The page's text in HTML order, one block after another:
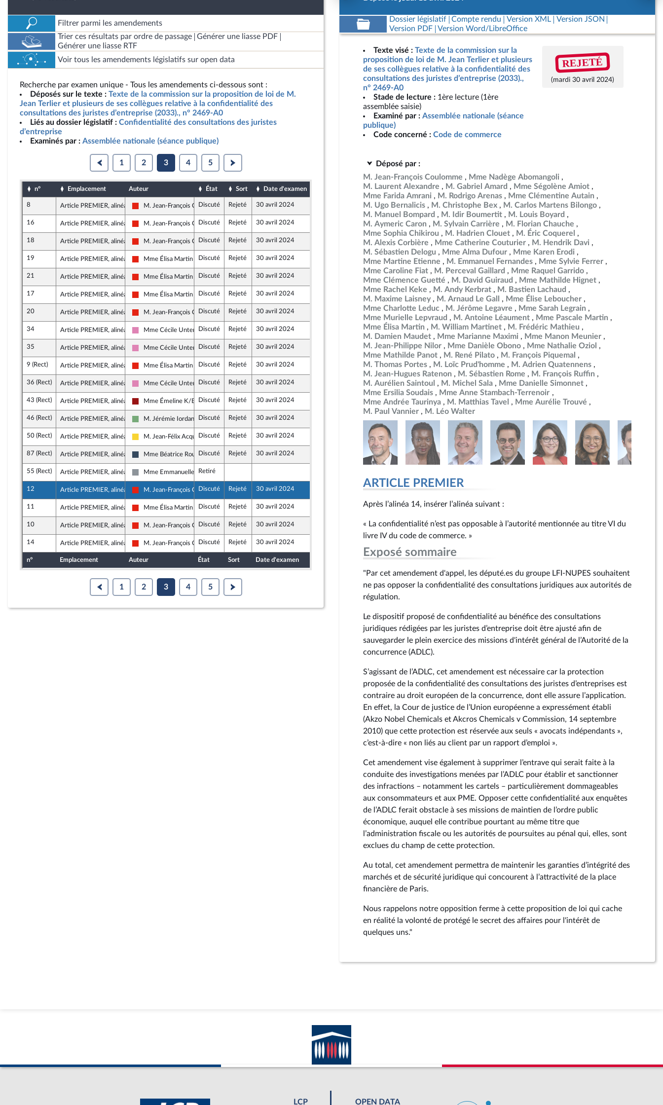
Filtrer parmi les amendements
Trier ces résultats par ordre de passage
Générer une liasse PDF
Générer une liasse RTF
Voir tous les amendements législatifs sur open data
Recherche par examen unique - Tous les amendements ci-dessous sont :
Déposés sur le texte : Texte de la commission sur la proposition de loi de M.
Jean Terlier et plusieurs de ses collègues relative à la confidentialité des
consultations des juristes d’entreprise (2033)., n° 2469-A0
Liés au dossier législatif : Confidentialité des consultations des juristes
d’entreprise
Examinés par : Assemblée nationale (séance publique)
1 2 3 4 5
n° Emplacement Auteur État Sort Date d'examen
8 Article PREMIER, alinéa 14
La France insoumise - Nouvelle Union Populaire écologique et sociale
M. Jean-François Coulomme
Discuté Rejeté 30 avril 2024
16 Article PREMIER, alinéa 14
La France insoumise - Nouvelle Union Populaire écologique et sociale
M. Jean-François Coulomme
Discuté Rejeté 30 avril 2024
18 Article PREMIER, alinéa 14
La France insoumise - Nouvelle Union Populaire écologique et sociale
M. Jean-François Coulomme
Discuté Rejeté 30 avril 2024
19 Article PREMIER, alinéa 14
La France insoumise - Nouvelle Union Populaire écologique et sociale
Mme Élisa Martin Discuté Rejeté 30 avril 2024
21 Article PREMIER, alinéa 14
La France insoumise - Nouvelle Union Populaire écologique et sociale
Mme Élisa Martin Discuté Rejeté 30 avril 2024
17 Article PREMIER, alinéa 14
La France insoumise - Nouvelle Union Populaire écologique et sociale
Mme Élisa Martin Discuté Rejeté 30 avril 2024
20 Article PREMIER, alinéa 14
La France insoumise - Nouvelle Union Populaire écologique et sociale
M. Jean-François Coulomme
Discuté Rejeté 30 avril 2024
34 Article PREMIER, alinéa 14
Socialistes et apparentés
Mme Cécile Untermaier
Discuté Rejeté 30 avril 2024
35 Article PREMIER, alinéa 14
Socialistes et apparentés
Mme Cécile Untermaier
Discuté Rejeté 30 avril 2024
9 (Rect) Article PREMIER, alinéa 14
La France insoumise - Nouvelle Union Populaire écologique et sociale
Mme Élisa Martin Discuté Rejeté 30 avril 2024
36 (Rect) Article PREMIER, alinéa 14
Socialistes et apparentés
Mme Cécile Untermaier
Discuté Rejeté 30 avril 2024
43 (Rect) Article PREMIER, alinéa 14
Gauche démocrate et républicaine - NUPES
Mme Émeline K/BidiDiscuté Rejeté 30 avril 2024
46 (Rect) Article PREMIER, alinéa 14
Écologiste - NUPES
M. Jérémie IordanoffDiscuté Rejeté 30 avril 2024
50 (Rect) Article PREMIER, alinéa 14
Libertés, Indépendants, Outre-mer et Territoires
M. Jean-Félix AcquavivaDiscuté Rejeté 30 avril 2024
87 (Rect) Article PREMIER, alinéa 14
Rassemblement National
Mme Béatrice RoullaudDiscuté Rejeté 30 avril 2024
55 (Rect) Article PREMIER, alinéa 14
Non inscrit
Mme Emmanuelle Ménard
Retiré
12 Article PREMIER, alinéa 14
La France insoumise - Nouvelle Union Populaire écologique et sociale
M. Jean-François Coulomme
Discuté Rejeté 30 avril 2024
11 Article PREMIER, alinéa 14
La France insoumise - Nouvelle Union Populaire écologique et sociale
Mme Élisa Martin Discuté Rejeté 30 avril 2024
10 Article PREMIER, alinéa 14
La France insoumise - Nouvelle Union Populaire écologique et sociale
M. Jean-François Coulomme
Discuté Rejeté 30 avril 2024
14 Article PREMIER, alinéa 14
La France insoumise - Nouvelle Union Populaire écologique et sociale
M. Jean-François Coulomme
Discuté Rejeté 30 avril 2024
n° Emplacement Auteur État Sort Date d'examen
1 2 3 4 5
Dossier législatif Compte rendu Version XML
Version JSON
Version PDF
Version Word/LibreOffice
Texte visé : Texte de la commission sur la
proposition de loi de M. Jean Terlier et plusieurs
de ses collègues relative à la confidentialité des
consultations des juristes d’entreprise (2033).,
n° 2469-A0
Stade de lecture : 1ère lecture (1ère
assemblée saisie)
Examiné par : Assemblée nationale (séance
publique)
Code concerné : Code de commerce
REJETÉ
(mardi 30 avril 2024)
Déposé par :
M. Jean-François Coulomme
Mme Nadège Abomangoli
M. Laurent Alexandre
M. Gabriel Amard
Mme Ségolène Amiot
Mme Farida Amrani
M. Rodrigo Arenas
Mme Clémentine Autain
M. Ugo Bernalicis
M. Christophe Bex
M. Carlos Martens Bilongo
M. Manuel Bompard
M. Idir Boumertit
M. Louis Boyard
M. Aymeric Caron
M. Sylvain Carrière
M. Florian Chauche
Mme Sophia Chikirou
M. Hadrien Clouet
M. Éric Coquerel
M. Alexis Corbière
Mme Catherine Couturier
M. Hendrik Davi
M. Sébastien Delogu
Mme Alma Dufour
Mme Karen Erodi
Mme Martine Etienne
M. Emmanuel Fernandes
Mme Sylvie Ferrer
Mme Caroline Fiat
M. Perceval Gaillard
Mme Raquel Garrido
Mme Clémence Guetté
M. David Guiraud
Mme Mathilde Hignet
Mme Rachel Keke
M. Andy Kerbrat
M. Bastien Lachaud
M. Maxime Laisney
M. Arnaud Le Gall
Mme Élise Leboucher
Mme Charlotte Leduc
M. Jérôme Legavre
Mme Sarah Legrain
Mme Murielle Lepvraud
M. Antoine Léaument
Mme Pascale Martin
Mme Élisa Martin
M. William Martinet
M. Frédéric Mathieu
M. Damien Maudet
Mme Marianne Maximi
Mme Manon Meunier
M. Jean-Philippe Nilor
Mme Danièle Obono
Mme Nathalie Oziol
Mme Mathilde Panot
M. René Pilato
M. François Piquemal
M. Thomas Portes
M. Loïc Prud'homme
M. Adrien Quatennens
M. Jean-Hugues Ratenon
M. Sébastien Rome
M. François Ruffin
M. Aurélien Saintoul
M. Michel Sala
Mme Danielle Simonnet
Mme Ersilia Soudais
Mme Anne Stambach-Terrenoir
Mme Andrée Taurinya
M. Matthias Tavel
Mme Aurélie Trouvé
M. Paul Vannier
M. Léo Walter
ARTICLE PREMIER
Après l’alinéa 14, insérer l’alinéa suivant :
« La confidentialité n’est pas opposable à l’autorité mentionnée au titre VI du
livre IV du code de commerce. »
Exposé sommaire
"Par cet amendement d'appel, les député.es du groupe LFI-NUPES souhaitent
ne pas opposer la confidentialité des consultations juridiques aux autorités de
régulation.
Le dispositif proposé de confidentialité au bénéfice des consultations
juridiques rédigées par les juristes d’entreprise doit être ajusté afin de
sauvegarder le plein exercice des missions d'intérêt général de l’Autorité de la
concurrence (ADLC).
S’agissant de l’ADLC, cet amendement est nécessaire car la protection
proposée de la confidentialité des consultations des juristes d’entreprises est
contraire au droit européen de la concurrence, dont elle assure l’application.
En effet, la Cour de justice de l’Union européenne a expressément établi
(Akzo Nobel Chemicals et Akcros Chemicals v Commission, 14 septembre
2010) que cette protection est réservée aux seuls « avocats indépendants »,
c’est-à-dire « non liés au client par un rapport d’emploi ».
Cet amendement vise également à supprimer l’entrave qui serait faite à la
conduite des investigations menées par l’ADLC pour établir et sanctionner
des infractions – notamment les cartels – particulièrement dommageables
aux consommateurs et aux PME. Opposer cette confidentialité aux enquêtes
de l’ADLC ferait obstacle à ses missions de maintien de l’ordre public
économique, auquel elle contribue pourtant au même titre que
l’administration fiscale ou les autorités de poursuites au pénal qui, elles, sont
exclues du champ de cette protection.
Au total, cet amendement permettra de maintenir les garanties d’intégrité des
marchés et de sécurité juridique qui concourent à l’attractivité de la place
financière de Paris.
Nous rappelons notre opposition ferme à cette proposition de loi qui cache
en réalité la volonté de protégé le secret des affaires pour l'intérêt de
quelques uns."
LCP OPEN DATA